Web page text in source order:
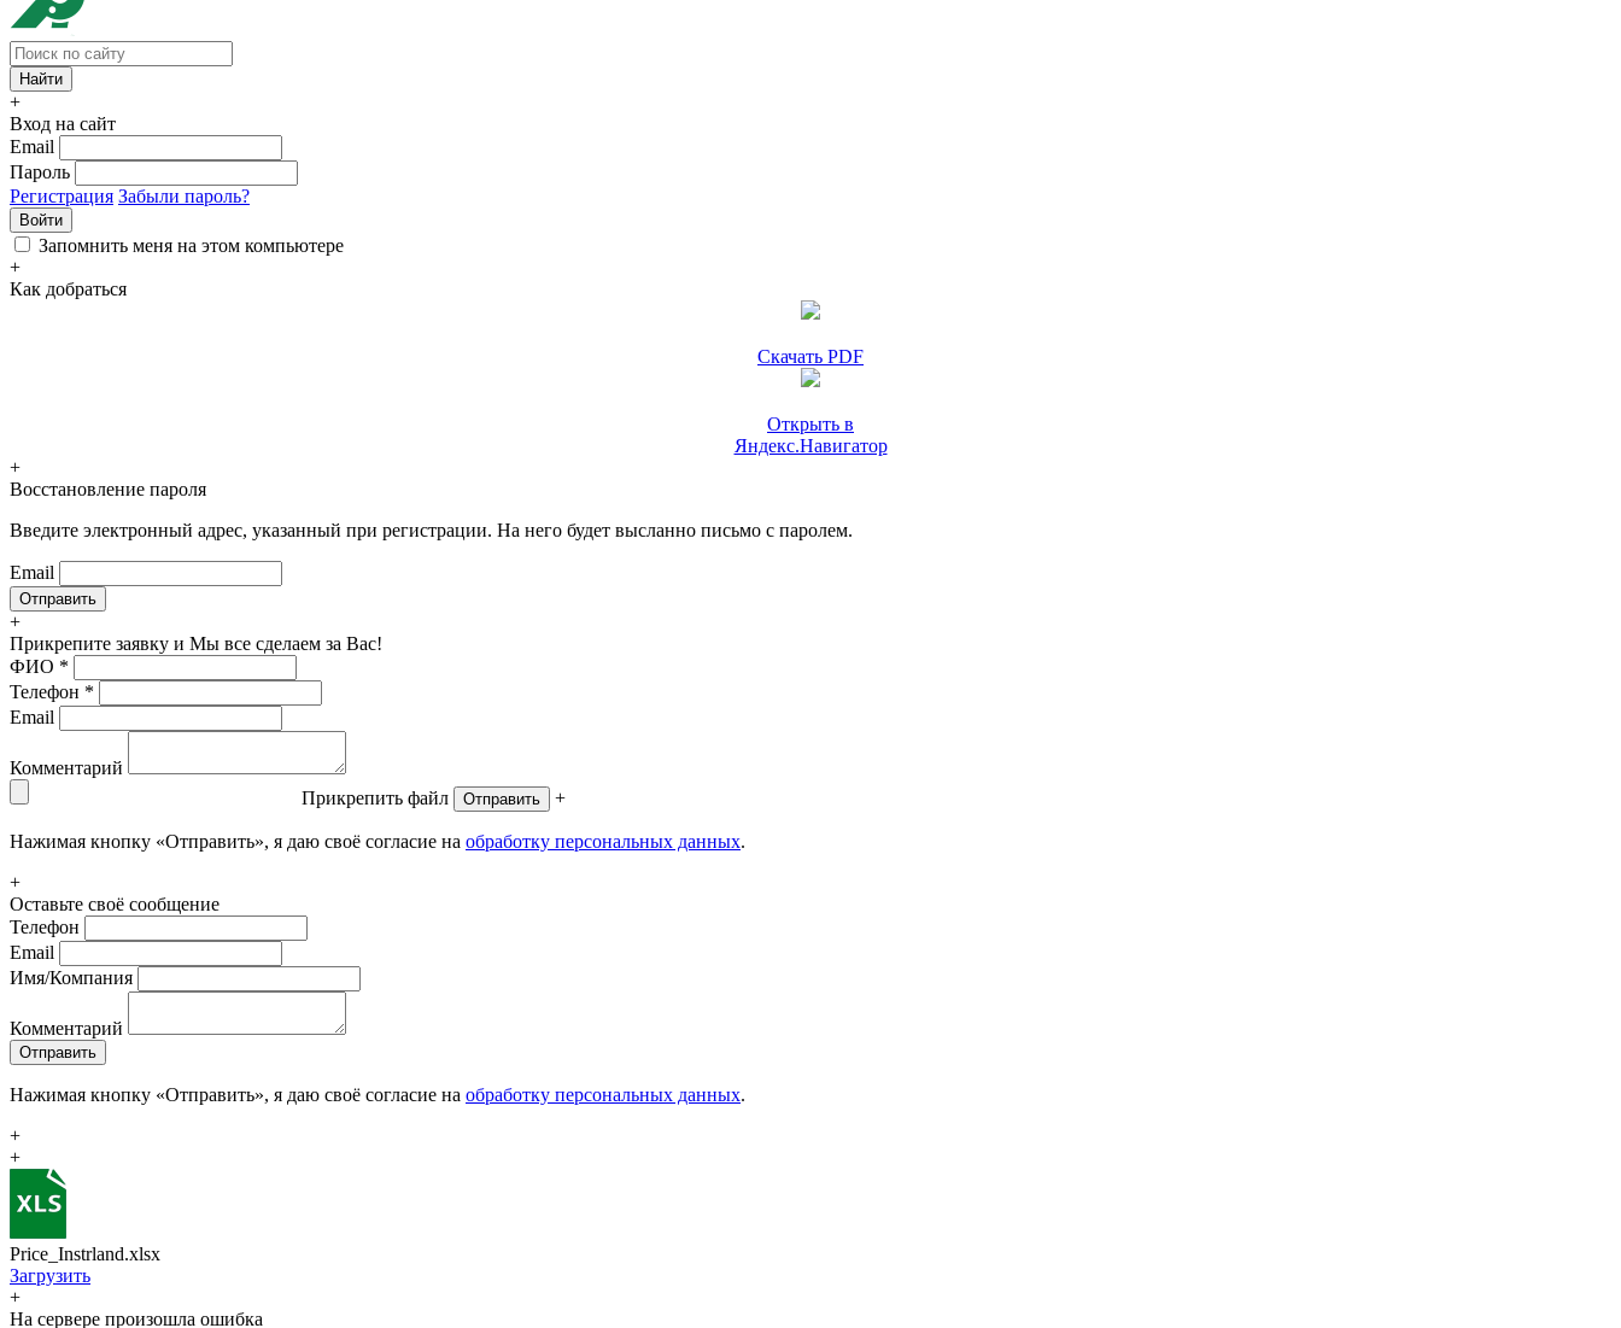
+
Вход на сайт
Email
Пароль
Регистрация Забыли пароль?
Войти
Запомнить меня на этом компьютере
+
Как добраться
Скачать PDF
Открыть в
Яндекс.Навигатор
+
Восстановление пароля
Введите электронный адрес, указанный при регистрации. На него будет высланно письмо с паролем.
Email
+
Прикрепите заявку и Мы все сделаем за Вас!
ФИО *
Телефон *
Email
Комментарий
Прикрепить файл
Отправить +
Нажимая кнопку «Отправить», я даю своё согласие на обработку персональных данных.
+
Оставьте своё сообщение
Телефон
Email
Имя/Компания
Комментарий
Отправить
Нажимая кнопку «Отправить», я даю своё согласие на обработку персональных данных.
+
+
Price_Instrland.xlsx
Загрузить
+
На сервере произошла ошибка